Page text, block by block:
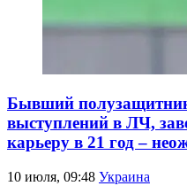
Бывший
выступлений в ЛЧ,
карьеру в 21 год –
10 июля, 09:48 Украина